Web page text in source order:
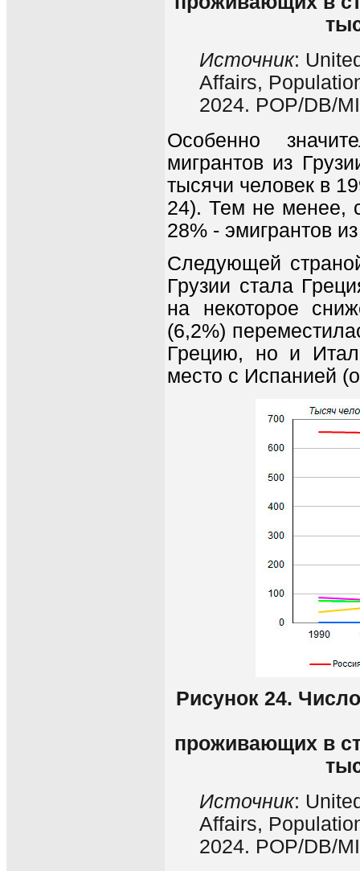
Источник:
Affairs,
2024. POP/DB/
Особенно
мигрантов из
тысячи человек в
24). Тем не менее,
28% - эмигрантов
Следующей
Грузии стала
на некоторое
(6,2%)
Грецию, но и
место с Испанией
Рисунок 24.
проживающих в
Источник:
Affairs,
2024. POP/DB/